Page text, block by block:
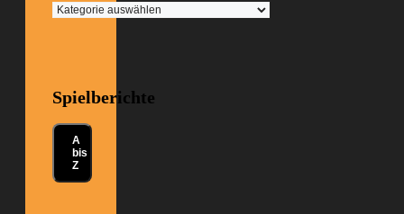
Kategorien
Spielberichte
A
bis
Z